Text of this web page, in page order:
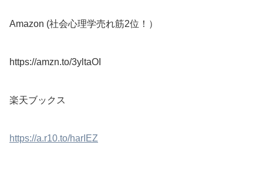
Amazon (社会心理学売れ筋2位！）
https://amzn.to/3yltaOI
楽天ブックス
https://a.r10.to/harIEZ